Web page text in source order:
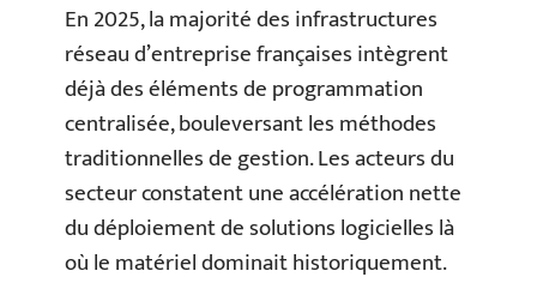
En 2025, la majorité des infrastructures
réseau d’entreprise françaises intègrent
déjà des éléments de programmation
centralisée, bouleversant les méthodes
traditionnelles de gestion. Les acteurs du
secteur constatent une accélération nette
du déploiement de solutions logicielles là
où le matériel dominait historiquement.